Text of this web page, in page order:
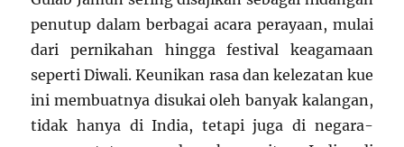
penutup dalam berbagai acara perayaan, mulai
dari pernikahan hingga festival keagamaan
seperti Diwali. Keunikan rasa dan kelezatan kue
ini membuatnya disukai oleh banyak kalangan,
tidak hanya di India, tetapi juga di negara-